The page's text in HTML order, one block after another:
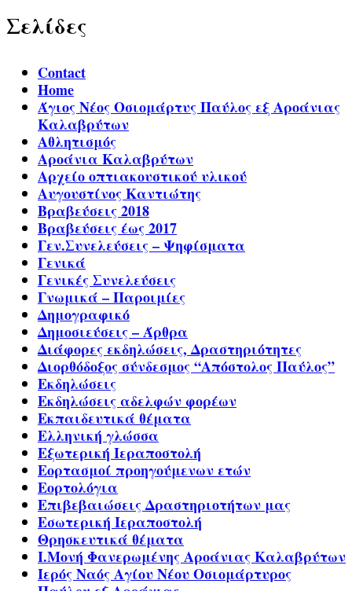
Σελίδες
Contact
Home
Άγιος Νέος Οσιομάρτυς Παύλος εξ Αροάνιας
Καλαβρύτων
Αθλητισμός
Αροάνια Καλαβρύτων
Αρχείο οπτιακουστικού υλικού
Αυγουστίνος Καντιώτης
Βραβεύσεις 2018
Βραβεύσεις έως 2017
Γεν.Συνελεύσεις – Ψηφίσματα
Γενικά
Γενικές Συνελεύσεις
Γνωμικά – Παροιμίες
Δημογραφικό
Δημοσιεύσεις – Άρθρα
Διάφορες εκδηλώσεις, Δραστηριότητες
Διορθόδοξος σύνδεσμος “Απόστολος Παύλος”
Εκδηλώσεις
Εκδηλώσεις αδελφών φορέων
Εκπαιδευτικά θέματα
Ελληνική γλώσσα
Εξωτερική Ιεραποστολή
Εορτασμοί προηγούμενων ετών
Εορτολόγια
Επιβεβαιώσεις Δραστηριοτήτων μας
Εσωτερική Ιεραποστολή
Θρησκευτικά θέματα
Ι.Μονή Φανερωμένης Αροάνιας Καλαβρύτων
Ιερός Ναός Αγίου Νέου Οσιομάρτυρος